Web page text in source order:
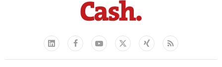
LinkedIn
FacebookYouTube
X
Xing Feed